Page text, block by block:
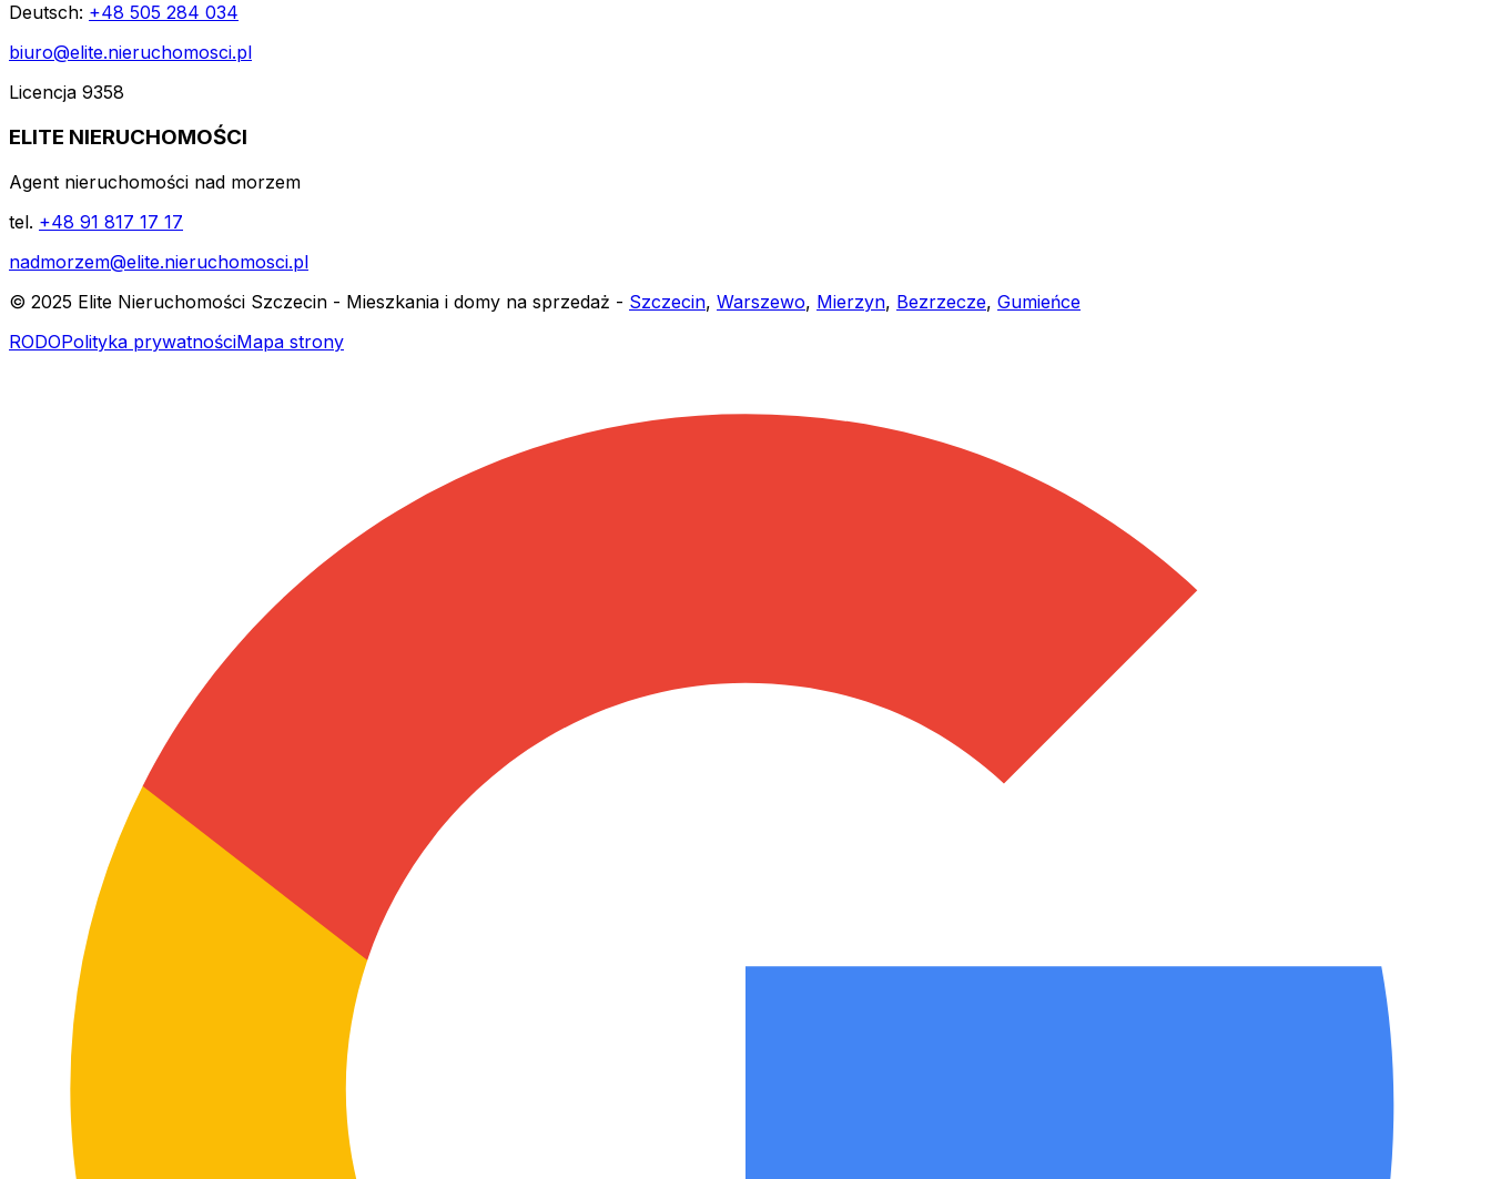
Deutsch: +48 505 284 034
biuro@elite.nieruchomosci.pl
Licencja 9358
ELITE NIERUCHOMOŚCI
Agent nieruchomości nad morzem
tel. +48 91 817 17 17
nadmorzem@elite.nieruchomosci.pl
© 2025 Elite Nieruchomości Szczecin - Mieszkania i domy na sprzedaż - Szczecin, Warszewo, Mierzyn, Bezrzecze, Gumieńce
RODOPolityka prywatnościMapa strony